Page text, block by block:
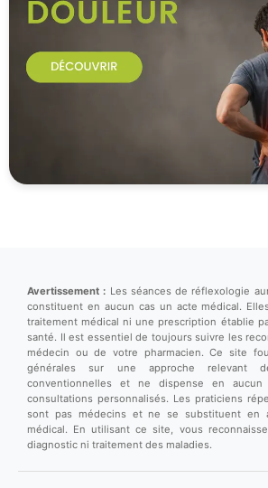
Avertissement : Les séances de réflexologie
constituent en aucun cas un acte médical.
traitement médical ni une prescription établie
santé. Il est essentiel de toujours suivre les
médecin ou de votre pharmacien. Ce site
générales sur une approche relevant
conventionnelles et ne dispense en
consultations personnalisés. Les praticiens
sont pas médecins et ne se substituent en
médical. En utilisant ce site, vous
diagnostic ni traitement des maladies.